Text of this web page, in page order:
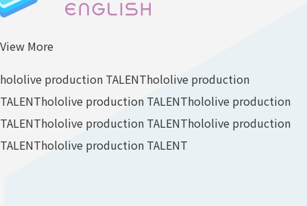
View More
hololive production TALENThololive production
TALENThololive production TALENThololive production
TALENThololive production TALENThololive production
TALENThololive production TALENT